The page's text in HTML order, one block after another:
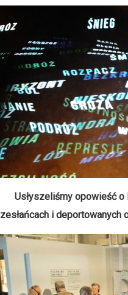
Usłyszeliśmy opowieść o
zesłańcach i deportowanych